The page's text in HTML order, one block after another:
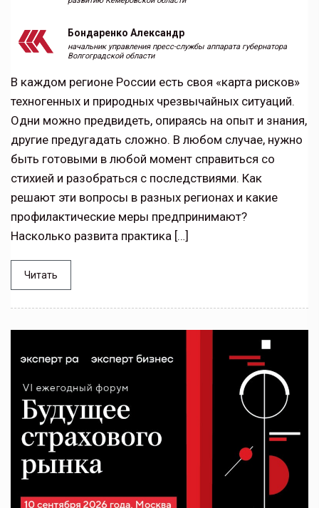
Бондаренко Александр
начальник управления пресс-службы аппарата губернатора
Волгоградской области
В каждом регионе России есть своя «карта рисков»
техногенных и природных чрезвычайных ситуаций.
Одни можно предвидеть, опираясь на опыт и знания,
другие предугадать сложно. В любом случае, нужно
быть готовыми в любой момент справиться со
стихией и разобраться с последствиями. Как
решают эти вопросы в разных регионах и какие
профилактические меры предпринимают?
Насколько развита практика […]
Читать